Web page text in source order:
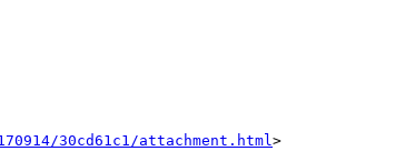
30cd61c1/attachment.html